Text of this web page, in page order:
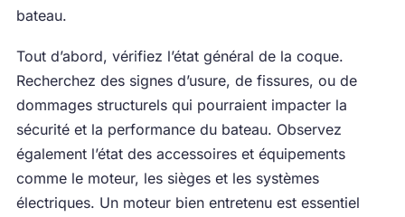
bateau.
Tout d’abord, vérifiez l’état général de la coque.
Recherchez des signes d’usure, de fissures, ou de
dommages structurels qui pourraient impacter la
sécurité et la performance du bateau. Observez
également l’état des accessoires et équipements
comme le moteur, les sièges et les systèmes
électriques. Un moteur bien entretenu est essentiel